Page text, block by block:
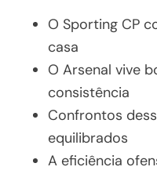
O Sporting CP
casa
O Arsenal vive
consistência
Confrontos
equilibrados
A eficiência